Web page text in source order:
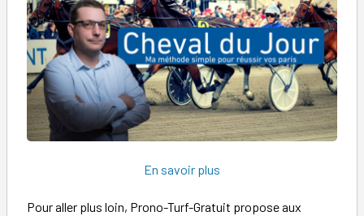
En savoir plus
Pour aller plus loin, Prono-Turf-Gratuit propose aux